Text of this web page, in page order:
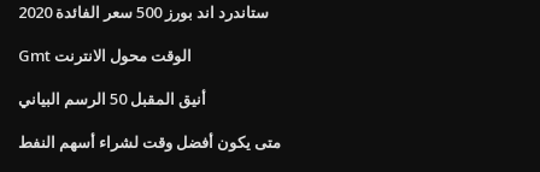
ستاندرد اند بورز 500 سعر الفائدة 2020
Gmt الوقت محول الانترنت
أنيق المقبل 50 الرسم البياني
متى يكون أفضل وقت لشراء أسهم النفط